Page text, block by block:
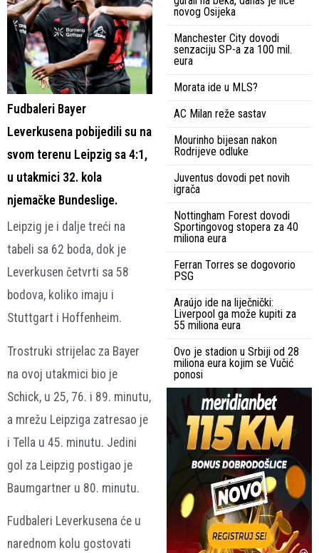
Fudbaleri Bayer
Leverkusena pobijedili su na
svom terenu Leipzig sa 4:1,
u utakmici 32. kola
njemačke Bundeslige.
Leipzig je i dalje treći na
tabeli sa 62 boda, dok je
Leverkusen četvrti sa 58
bodova, koliko imaju i
Stuttgart i Hoffenheim.
Trostruki strijelac za Bayer
na ovoj utakmici bio je
Schick, u 25, 76. i 89. minutu,
a mrežu Leipziga zatresao je
i Tella u 45. minutu. Jedini
gol za Leipzig postigao je
Baumgartner u 80. minutu.
Fudbaleri Leverkusena će u
narednom kolu gostovati
novog Osijeka
Manchester City dovodi
senzaciju SP-a za 100 mil.
eura
Morata ide u MLS?
AC Milan reže sastav
Mourinho bijesan nakon
Rodrijeve odluke
Juventus dovodi pet novih
igrača
Nottingham Forest dovodi
Sportingovog stopera za 40
miliona eura
Ferran Torres se dogovorio
PSG
Araújo ide na liječnički:
Liverpool ga može kupiti za
55 miliona eura
Ovo je stadion u Srbiji od 28
miliona eura kojim se Vučić
ponosi